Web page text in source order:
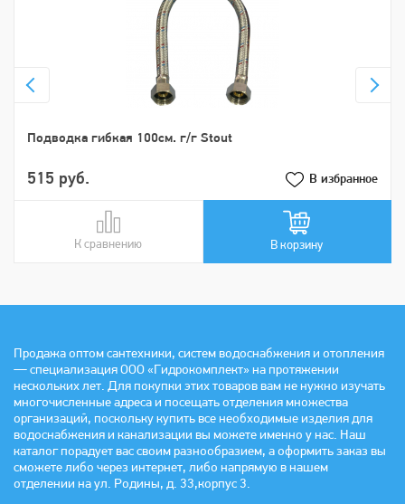
Подводка гибкая 100см. г/г Stout
515 руб. В избранное
К сравнению
В сравнении В корзину
Продажа оптом сантехники, систем водоснабжения и отопления
— специализация ООО «Гидрокомплект» на протяжении
нескольких лет. Для покупки этих товаров вам не нужно изучать
многочисленные адреса и посещать отделения множества
организаций, поскольку купить все необходимые изделия для
водоснабжения и канализации вы можете именно у нас. Наш
каталог порадует вас своим разнообразием, а оформить заказ вы
сможете либо через интернет, либо напрямую в нашем
отделении на ул. Родины, д. 33,корпус 3.